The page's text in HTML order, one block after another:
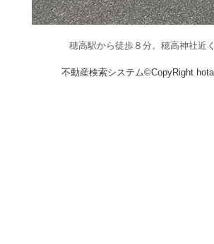
穂高駅から徒歩８分。穂高神社近
不動産検索システム©CopyRight